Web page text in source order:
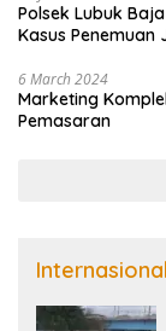
Polsek Lubuk
Kasus
6 March 2024
Marketing
Pemasaran
Internasional